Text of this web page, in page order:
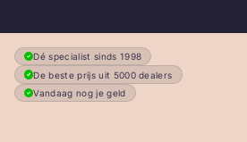
Dé specialist sinds 1998
De beste prijs uit 5000 dealers
Vandaag nog je geld